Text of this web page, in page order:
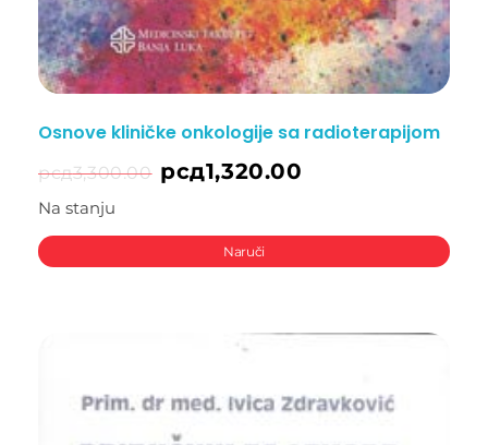
Osnove kliničke onkologije sa radioterapijom
рсд3,300.00 рсд1,320.00
Na stanju
Naruči